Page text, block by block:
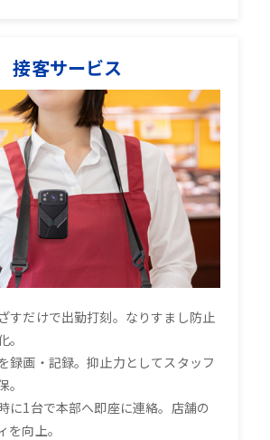
接客サービス
すだけで出勤打刻。なりすまし防止
。
録画・記録。抑止力としてスタッフ
に1台で本部へ即座に連絡。店舗の
を向上。